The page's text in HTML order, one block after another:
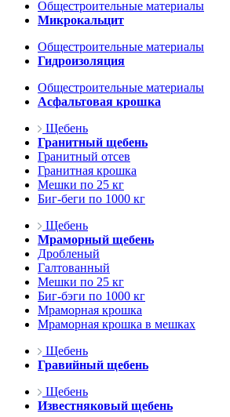
Общестроительные материалы
Микрокальцит
Общестроительные материалы
Гидроизоляция
Общестроительные материалы
Асфальтовая крошка
Щебень
Гранитный щебень
Гранитный отсев
Гранитная крошка
Мешки по 25 кг
Биг-беги по 1000 кг
Щебень
Мраморный щебень
Дробленый
Галтованный
Мешки по 25 кг
Биг-бэги по 1000 кг
Мраморная крошка
Мраморная крошка в мешках
Щебень
Гравийный щебень
Щебень
Известняковый щебень